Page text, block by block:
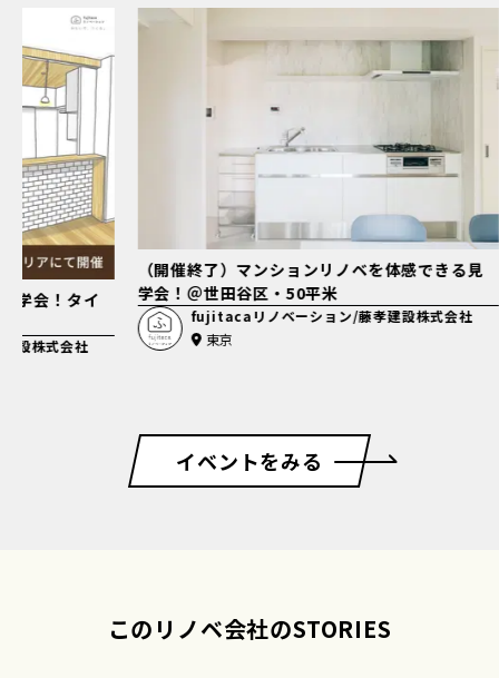
感できる見
（開催終了）フルリノベーション見学会！タイ
ルがかわいいおうち＠練馬平和台
fujitacaリノベーション/藤孝建設株式会社
イベントをみる
このリノベ会社のSTORIES